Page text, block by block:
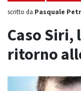
scritto da Pasquale
Caso Siri,
ritorno